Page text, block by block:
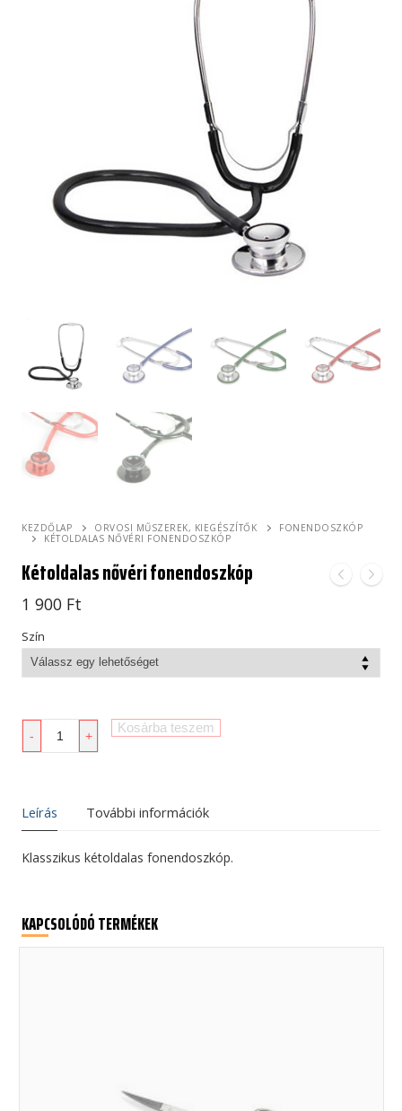
KEZDŐLAP ORVOSI MŰSZEREK, KIEGÉSZÍTŐK
FONENDOSZKÓP
KÉTOLDALAS NŐVÉRI FONENDOSZKÓP
Kétoldalas nővéri fonendoszkóp
1 900 Ft
Szín
- +
Kosárba teszem
Leírás További információk
Klasszikus kétoldalas fonendoszkóp.
KAPCSOLÓDÓ TERMÉKEK